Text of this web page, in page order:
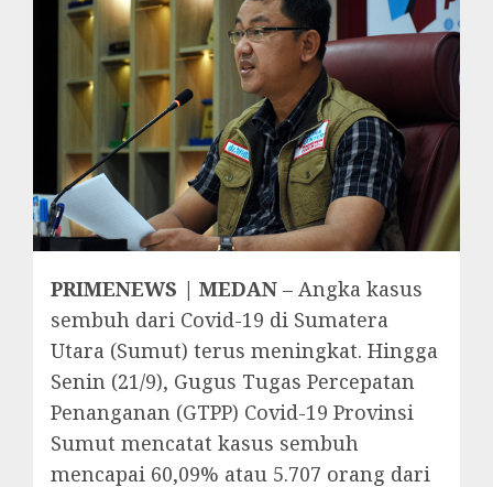
PRIMENEWS | MEDAN – Angka kasus
sembuh dari Covid-19 di Sumatera
Utara (Sumut) terus meningkat. Hingga
Senin (21/9), Gugus Tugas Percepatan
Penanganan (GTPP) Covid-19 Provinsi
Sumut mencatat kasus sembuh
mencapai 60,09% atau 5.707 orang dari